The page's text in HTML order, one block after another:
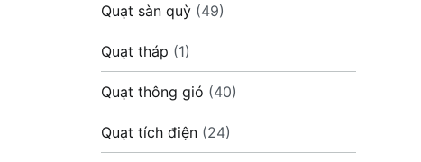
Quạt sàn quỳ (49)
Quạt tháp (1)
Quạt thông gió (40)
Quạt tích điện (24)